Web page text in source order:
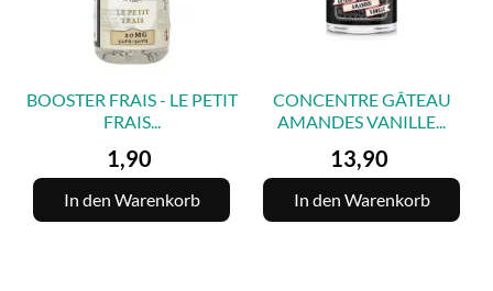
BOOSTER FRAIS - LE PETIT
FRAIS...
Preis
1,90
In den Warenkorb
CONCENTRE GÂTEAU
AMANDES VANILLE...
Preis
13,90
In den Warenkorb